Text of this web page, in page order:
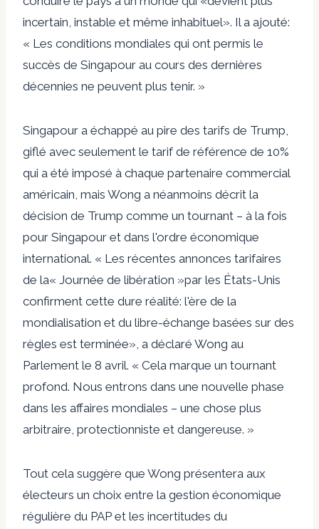
incertain, instable et même inhabituel». Il a ajouté:
« Les conditions mondiales qui ont permis le
succès de Singapour au cours des dernières
décennies ne peuvent plus tenir. »
Singapour a échappé au pire des tarifs de Trump,
giflé avec seulement le tarif de référence de 10%
qui a été imposé à chaque partenaire commercial
américain, mais Wong a néanmoins décrit la
décision de Trump comme un tournant – à la fois
pour Singapour et dans l'ordre économique
international. « Les récentes annonces tarifaires
de la« Journée de libération »par les États-Unis
confirment cette dure réalité: l'ère de la
mondialisation et du libre-échange basées sur des
règles est terminée», a déclaré Wong au
Parlement le 8 avril. « Cela marque un tournant
profond. Nous entrons dans une nouvelle phase
dans les affaires mondiales – une chose plus
arbitraire, protectionniste et dangereuse. »
Tout cela suggère que Wong présentera aux
électeurs un choix entre la gestion économique
régulière du PAP et les incertitudes du